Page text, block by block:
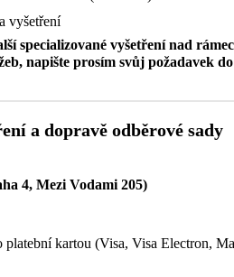
vyšetření
specializované vyšetření nad
napište prosím svůj požadavek
a dopravě odběrové sady
4, Mezi Vodami 205)
platební kartou (Visa, Visa Electron,